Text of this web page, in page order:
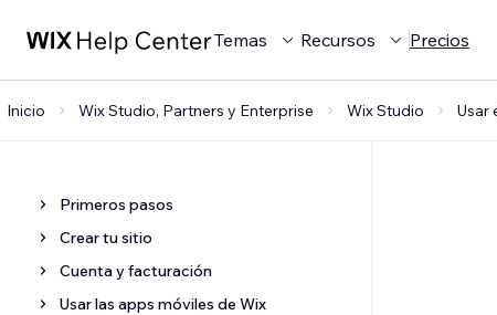
Temas Recursos Precios
Inicio Wix Studio, Partners y Enterprise Wix Studio Usar
Primeros pasos
Crear tu sitio
Cuenta y facturación
Usar las apps móviles de Wix